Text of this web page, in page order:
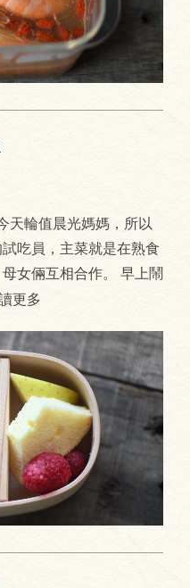
天輪值晨光媽媽，所以
吃員，主菜就是在熟食
女倆互相合作。 早上鬧
更多